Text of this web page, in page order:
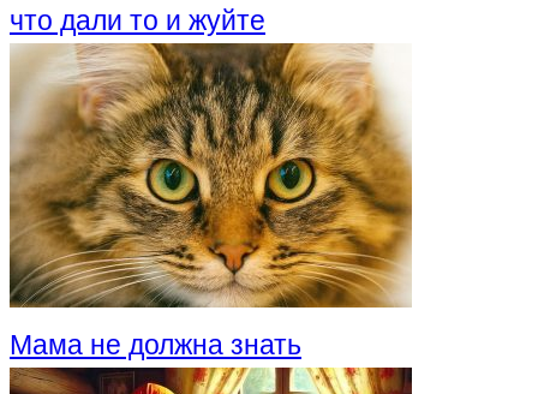
что дали то и жуйте
Мама не должна знать